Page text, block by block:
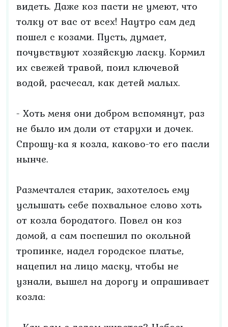
видеть. Даже коз пасти не умеют, что
толку от вас от всех! Наутро сам дед
пошел с козами. Пусть, думает,
почувствуют хозяйскую ласку. Кормил
их свежей травой, поил ключевой
водой, расчесал, как детей малых.
- Хоть меня они добром вспомянут, раз
не было им доли от старухи и дочек.
Спрошу-ка я козла, каково-то его пасли
нынче.
Размечтался старик, захотелось ему
услышать себе похвальное слово хоть
от козла бородатого. Повел он коз
домой, а сам поспешил по окольной
тропинке, надел городское платье,
нацепил на лицо маску, чтобы не
узнали, вышел на дорогу и опрашивает
козла: